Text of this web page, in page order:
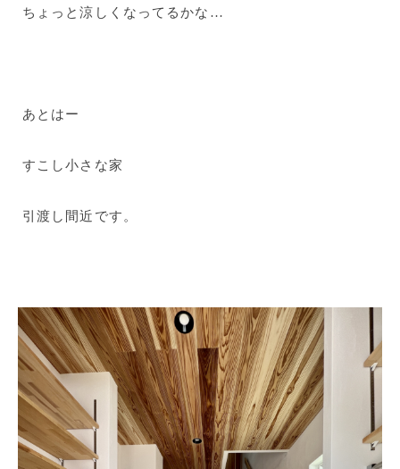
ちょっと涼しくなってるかな…
あとはー
すこし小さな家
引渡し間近です。